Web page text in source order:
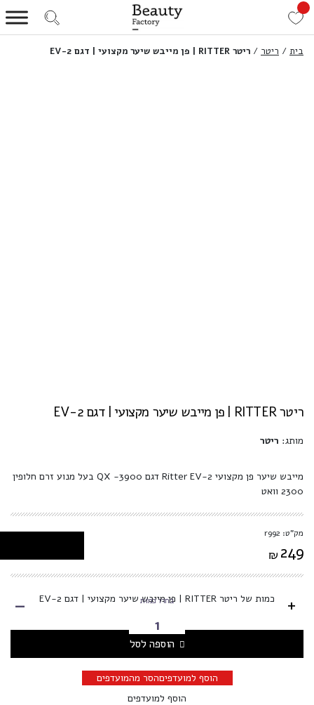
בית / ריטר / ריטר RITTER | פן מייבש שיער מקצועי | דגם EV-2
ריטר RITTER | פן מייבש שיער מקצועי | דגם EV-2
מותג: ריטר
מייבש שיער פן מקצועי Ritter EV-2 דגם 3900- QX בעל מנוע זרם חלופין
2300 וואט
מק"ט: r992
₪ 249
+ כמות של ריטר RITTER | פן מייבש שיער מקצועי | דגם EV-2 בחרו כמות -
הוספה לסל
הוסף למועדפיםהסר מהמועדפים
הוסף למועדפים